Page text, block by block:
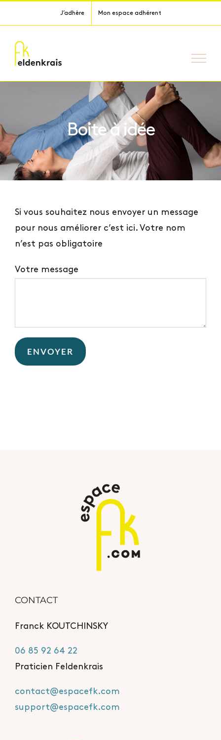
au
contenu
J’adhère Mon espace adhérent
Boite à idée
Si vous souhaitez nous envoyer un message
pour nous améliorer c’est ici. Votre nom
n’est pas obligatoire
Votre message
CONTACT
Franck KOUTCHINSKY
06 85 92 64 22
Praticien Feldenkrais
contact@espacefk.com
support@espacefk.com